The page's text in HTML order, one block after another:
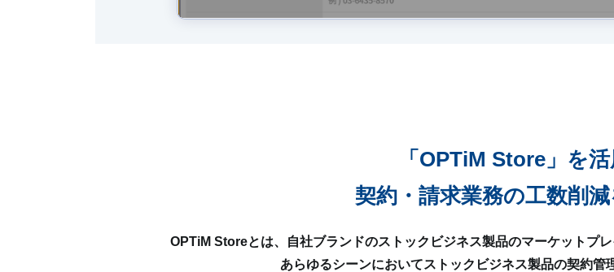
「OPTiM Store」を
契約・請求業務の工数削減
OPTiM Storeとは、自社ブランドのストックビジネス製品のマーケットプ
あらゆるシーンにおいてストックビジネス製品の契約管